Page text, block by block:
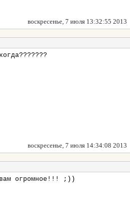
воскресенье, 7 июля 13:32:55 2013
воскресенье, 7 июля 14:34:08 2013
огромное!!! ;))